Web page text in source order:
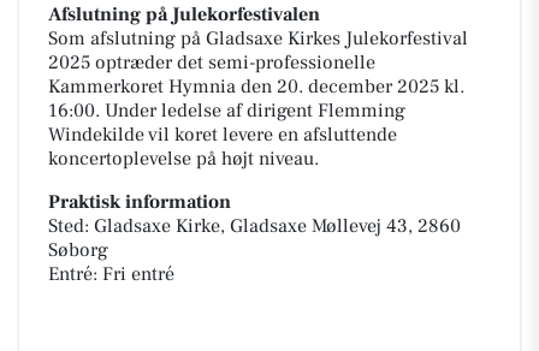
Afslutning på Julekorfestivalen
Som afslutning på Gladsaxe Kirkes Julekorfestival
2025 optræder det semi-professionelle
Kammerkoret Hymnia den 20. december 2025 kl.
16:00. Under ledelse af dirigent Flemming
Windekilde vil koret levere en afsluttende
koncertoplevelse på højt niveau.
Praktisk information
Sted: Gladsaxe Kirke, Gladsaxe Møllevej 43, 2860
Søborg
Entré: Fri entré